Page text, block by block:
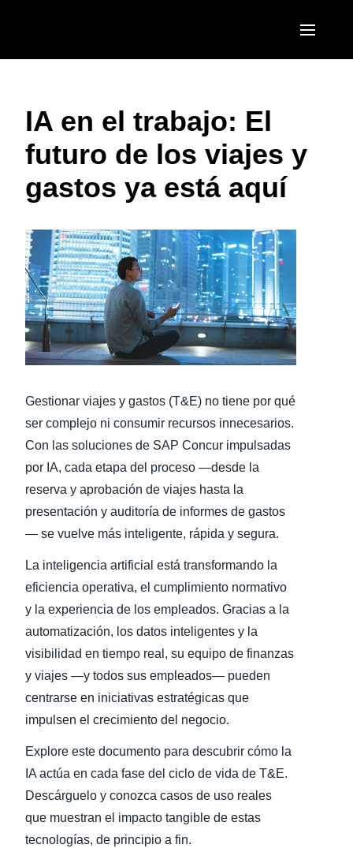
United States (English)
Canada (English)
Canada (Français)
Brasil (Português)
EUROPE
United Kingdom (English)
France (Français)
Italia (Italiano)
Nederlands (English)
Sweden (English)
Denmark (English)
Belgium (English)
España (Español)
Norway (English)
ASIA PACIFIC
India (English)
日本（日本語)
Singapore (English)
IA en el trabajo: El
futuro de los viajes y
gastos ya está aquí
Gestionar viajes y gastos (T&E) no tiene por qué
ser complejo ni consumir recursos innecesarios.
Con las soluciones de SAP Concur impulsadas
por IA, cada etapa del proceso —desde la
reserva y aprobación de viajes hasta la
presentación y auditoría de informes de gastos
— se vuelve más inteligente, rápida y segura.
La inteligencia artificial está transformando la
eficiencia operativa, el cumplimiento normativo
y la experiencia de los empleados. Gracias a la
automatización, los datos inteligentes y la
visibilidad en tiempo real, su equipo de finanzas
y viajes —y todos sus empleados— pueden
centrarse en iniciativas estratégicas que
impulsen el crecimiento del negocio.
Explore este documento para descubrir cómo la
IA actúa en cada fase del ciclo de vida de T&E.
Descárguelo y conozca casos de uso reales
que muestran el impacto tangible de estas
tecnologías, de principio a fin.